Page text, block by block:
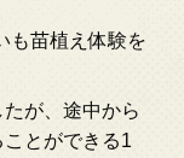
も苗植え体験を
が、途中から
とができる1